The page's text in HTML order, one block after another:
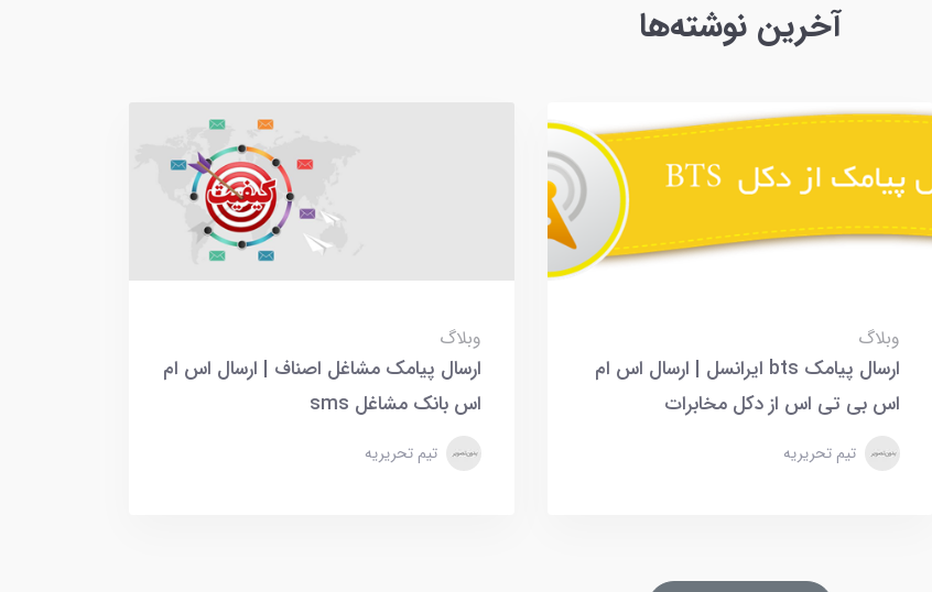
آخرین نوشته‌ها
وبلاگ
ارسال پیامک bts ایرانسل | ارسال اس ام
اس بی تی اس از دکل مخابرات
تیم تحریریه
وبلاگ
ارسال پیامک مشاغل اصناف | ارسال اس ام
اس بانک مشاغل sms
تیم تحریریه